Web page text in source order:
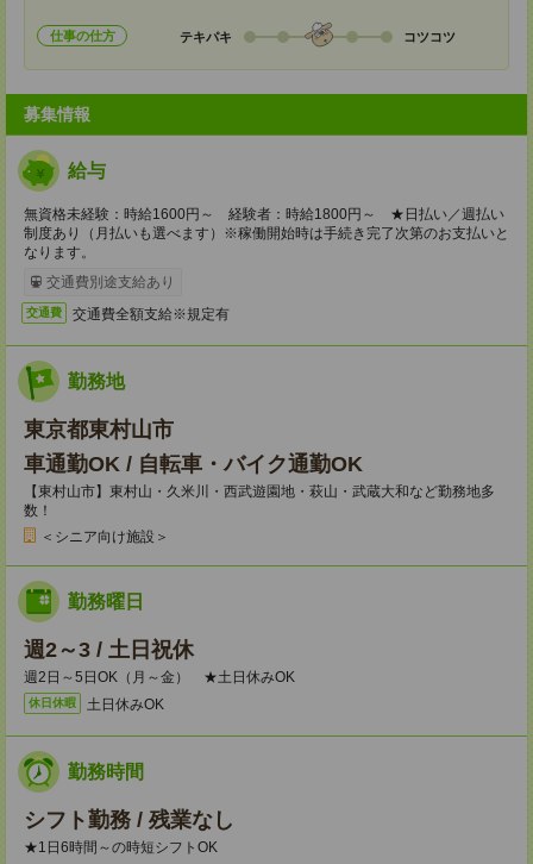
仕事の仕方 テキパキ コツコツ
募集情報
給与
無資格未経験：時給1600円～ 経験者：時給1800円～ ★日払い／週払い
制度あり（月払いも選べます）※稼働開始時は手続き完了次第のお支払いと
なります。
交通費別途支給あり
交通費 交通費全額支給※規定有
勤務地
東京都東村山市
車通勤OK / 自転車・バイク通勤OK
【東村山市】東村山・久米川・西武遊園地・萩山・武蔵大和など勤務地多
数！
＜シニア向け施設＞
勤務曜日
週2～3 / 土日祝休
週2日～5日OK（月～金） ★土日休みOK
休日休暇 土日休みOK
勤務時間
シフト勤務 / 残業なし
★1日6時間～の時短シフトOK